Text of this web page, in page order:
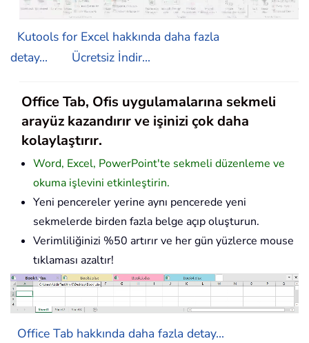
Kutools for Excel hakkında daha fazla
detay...
Ücretsiz İndir...
Office Tab, Ofis uygulamalarına sekmeli
arayüz kazandırır ve işinizi çok daha
kolaylaştırır.
Word, Excel, PowerPoint'te sekmeli düzenleme ve
okuma işlevini etkinleştirin.
Yeni pencereler yerine aynı pencerede yeni
sekmelerde birden fazla belge açıp oluşturun.
Verimliliğinizi %50 artırır ve her gün yüzlerce mouse
tıklaması azaltır!
Office Tab hakkında daha fazla detay...